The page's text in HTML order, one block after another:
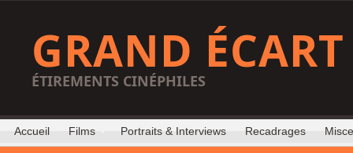
GRAND ÉCART
ÉTIREMENTS CINÉPHILES
Accueil Films Portraits & Interviews Recadrages